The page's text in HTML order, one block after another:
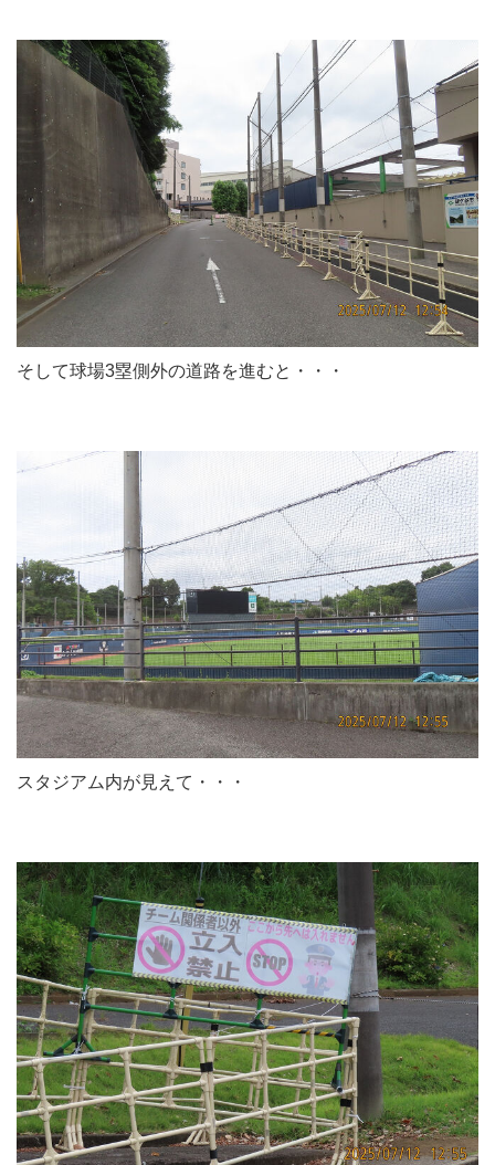
そして球場3塁側外の道路を進むと・・・
スタジアム内が見えて・・・